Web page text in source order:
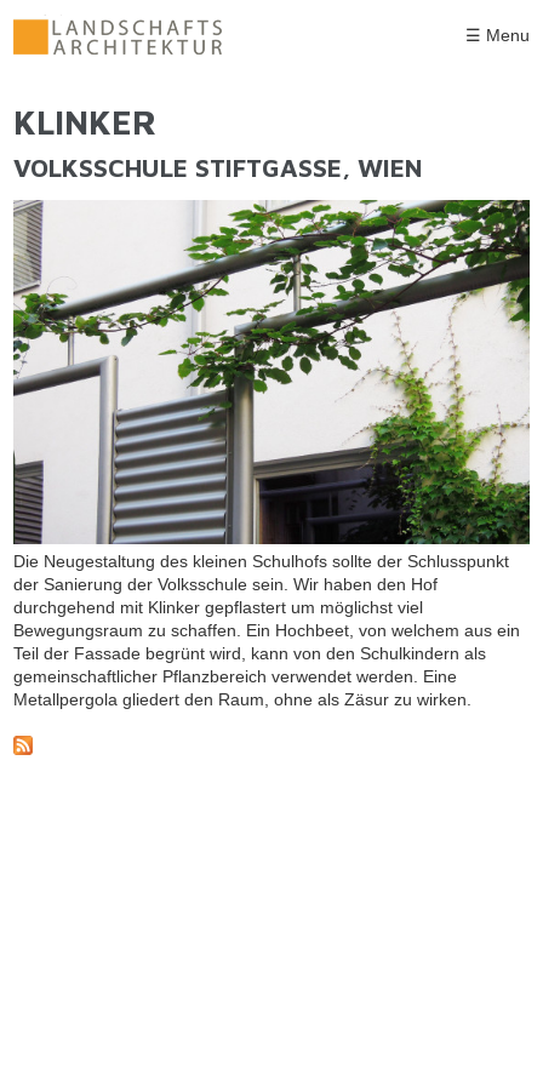
Direkt zum Inhalt
☰ Menu
SIE SIND HIER
KLINKER
VOLKSSCHULE STIFTGASSE, WIEN
Die Neugestaltung des kleinen Schulhofs sollte der Schlusspunkt
der Sanierung der Volksschule sein. Wir haben den Hof
durchgehend mit Klinker gepflastert um möglichst viel
Bewegungsraum zu schaffen. Ein Hochbeet, von welchem aus ein
Teil der Fassade begrünt wird, kann von den Schulkindern als
gemeinschaftlicher Pflanzbereich verwendet werden. Eine
Metallpergola gliedert den Raum, ohne als Zäsur zu wirken.